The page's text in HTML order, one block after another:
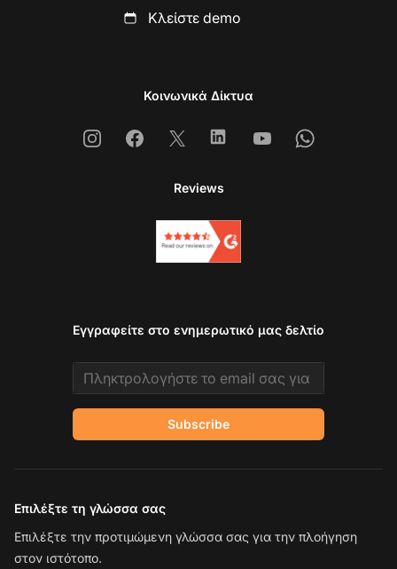
Κλείστε demo
Κοινωνικά Δίκτυα
InstagramFacebook
X LinkedinYoutubeWhatsapp
Reviews
Εγγραφείτε στο ενημερωτικό μας δελτίο
Email address
Subscribe
Επιλέξτε τη γλώσσα σας
Επιλέξτε την προτιμώμενη γλώσσα σας για την πλοήγηση
στον ιστότοπο.